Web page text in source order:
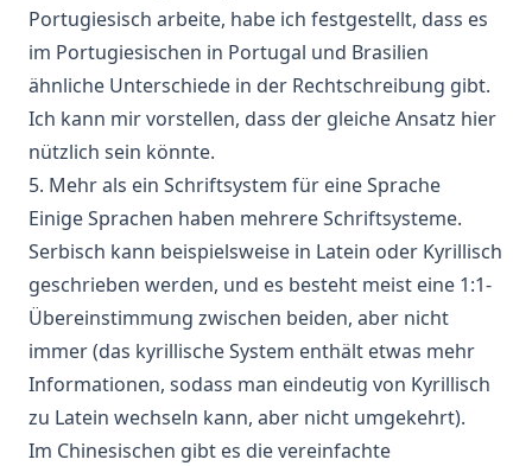
Portugiesisch arbeite, habe ich festgestellt, dass es
im Portugiesischen in Portugal und Brasilien
ähnliche Unterschiede in der Rechtschreibung gibt.
Ich kann mir vorstellen, dass der gleiche Ansatz hier
nützlich sein könnte.
5. Mehr als ein Schriftsystem für eine Sprache
Einige Sprachen haben mehrere Schriftsysteme.
Serbisch kann beispielsweise in Latein oder Kyrillisch
geschrieben werden, und es besteht meist eine 1:1-
Übereinstimmung zwischen beiden, aber nicht
immer (das kyrillische System enthält etwas mehr
Informationen, sodass man eindeutig von Kyrillisch
zu Latein wechseln kann, aber nicht umgekehrt).
Im Chinesischen gibt es die vereinfachte